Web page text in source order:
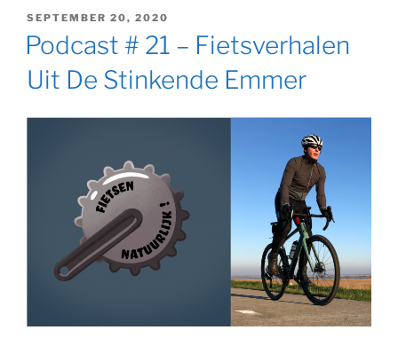
GEPLAATST
OP
SEPTEMBER 20, 2020
Podcast # 21 – Fietsverhalen
Uit De Stinkende Emmer